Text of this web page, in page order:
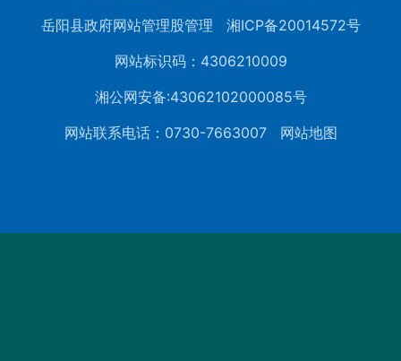
岳阳县政府网站管理股管理
湘ICP备20014572号
网站标识码：4306210009
湘公网安备:43062102000085号
网站联系电话：0730-7663007
网站地图